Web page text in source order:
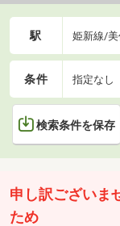
駅 姫新線/
条件 指定なし
検索条件を保存
申し訳ございま
ため